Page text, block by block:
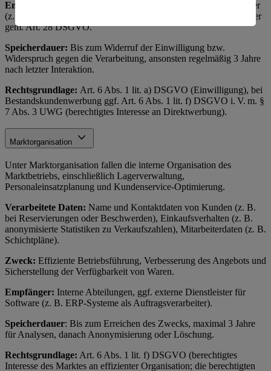
Empfänger:
Interne Marketingabteilung, ggf. externe Dienstleister
(z. B. Versanddienstleister, Werbeagenturen) als Auftragsverarbeiter
gem. Art. 28 DSGVO.
Speicherdauer: Bis zum Widerruf der Einwilligung bzw.
Widerspruch gegen die Verarbeitung, ansonsten regelmäßig 3 Jahre
nach letzter Interaktion.
Rechtsgrundlage: Art. 6 Abs. 1 lit. a) DSGVO (Einwilligung), bei
Bestandskundenwerbung ggf. Art. 6 Abs. 1 lit. f) DSGVO i. V. m. §
7 Abs. 3 UWG (berechtigtes Interesse an Direktwerbung).
Marktorganisation
Unter Marktorganisation fallen die interne Organisation des
Marktbetriebs, einschließlich Lagerverwaltung,
Personaleinsatzplanung und Kundenservice-Optimierung.
Verarbeitete Daten: Name und Kontaktdaten von Kunden (z. B.
bei Reservierungen oder Beschwerden), Einkaufsverhalten (z. B.
anonymisierte Statistiken zu Verkaufszahlen), Mitarbeiterdaten (z. B.
Schichtpläne).
Zweck: Effiziente Betriebsführung, Verbesserung des Angebots und
Sicherstellung der Verfügbarkeit von Waren.
Empfänger: Interne Abteilungen, ggf. externe Dienstleister für
Software (z. B. ERP-Systeme als Auftragsverarbeiter).
Speicherdauer: Bis zum Erreichen des Zwecks, maximal 3 Jahre
für Analysen, danach Anonymisierung oder Löschung.
Rechtsgrundlage: Art. 6 Abs. 1 lit. f) DSGVO (berechtigtes
Interesse des Marktes an effizienter Organisation; die berechtigten
Informationen zum Herausgeber der Seite findest du